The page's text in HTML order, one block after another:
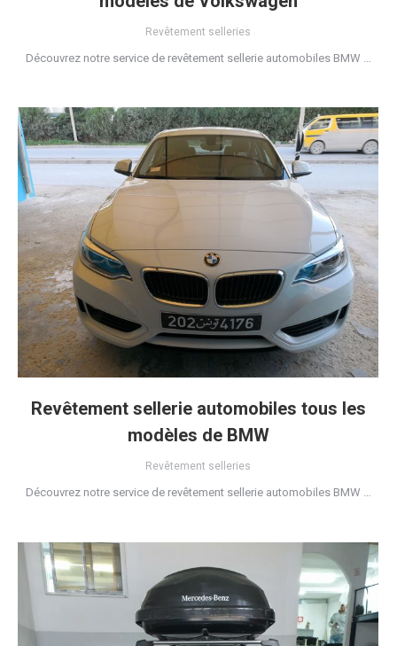
Revêtement selleries
Découvrez notre service de revêtement sellerie automobiles BMW …
Revêtement sellerie automobiles tous les
modèles de BMW
Revêtement selleries
Découvrez notre service de revêtement sellerie automobiles BMW …